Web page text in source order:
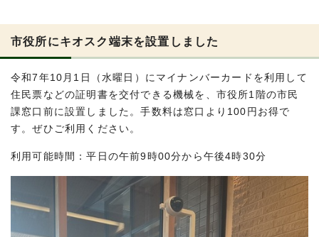
市役所にキオスク端末を設置しました
令和7年10月1日（水曜日）にマイナンバーカードを利用して
住民票などの証明書を交付できる機械を、市役所1階の市民
課窓口前に設置しました。手数料は窓口より100円お得で
す。ぜひご利用ください。
利用可能時間：平日の午前9時00分から午後4時30分